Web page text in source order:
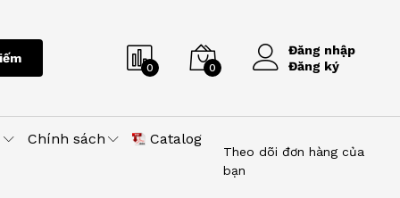
0 0
Đăng nhập
Đăng ký
Chính sách Catalog
Theo dõi đơn hàng của
bạn